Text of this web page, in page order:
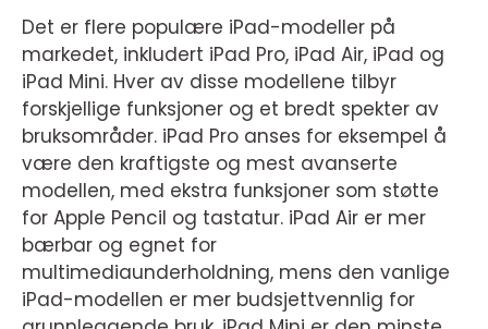
Det er flere populære iPad-modeller på
markedet, inkludert iPad Pro, iPad Air, iPad og
iPad Mini. Hver av disse modellene tilbyr
forskjellige funksjoner og et bredt spekter av
bruksområder. iPad Pro anses for eksempel å
være den kraftigste og mest avanserte
modellen, med ekstra funksjoner som støtte
for Apple Pencil og tastatur. iPad Air er mer
bærbar og egnet for
multimediaunderholdning, mens den vanlige
iPad-modellen er mer budsjettvennlig for